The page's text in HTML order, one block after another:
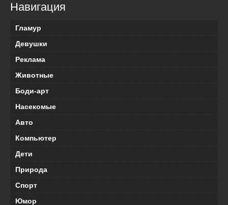
Навигация
Гламур
Девушки
Реклама
Животные
Боди-арт
Насекомые
Авто
Компьютер
Дети
Природа
Спорт
Юмор